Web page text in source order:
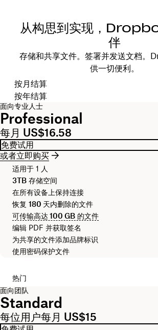
从构思到实现，
伴
存储和共享文件。签署并发送文档。
供一切便利。
选择结算周期
按月结算
按年结算
面向专业人士
Professional
每月 US$16.58
免费试用
或者立即购买
适用于 1 人
3TB 存储空间
在所有设备上保持连接
恢复 180 天内删除的文件
可传输高达100 GB 的文件
编辑 PDF 并获取签名
为共享的文件添加品牌标识
使用密码保护文件
热门
面向团队
Standard
每位用户每月 US$15